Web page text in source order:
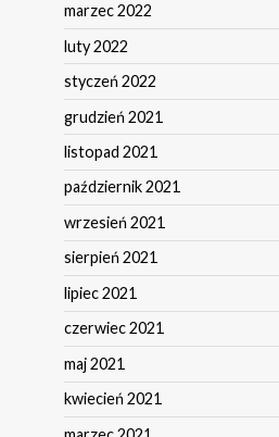
marzec 2022
luty 2022
styczeń 2022
grudzień 2021
listopad 2021
październik 2021
wrzesień 2021
sierpień 2021
lipiec 2021
czerwiec 2021
maj 2021
kwiecień 2021